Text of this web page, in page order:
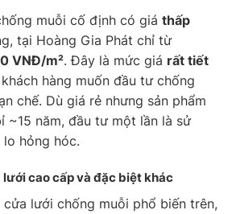
muỗi cố định có giá thấp
tại Hoàng Gia Phát chỉ từ
VNĐ/m². Đây là mức giá rất tiết
hàng muốn đầu tư chống
chế. Dù giá rẻ nhưng sản phẩm
~15 năm, đầu tư một lần là sử
hỏng hóc.
cao cấp và đặc biệt khác
cửa lưới chống muỗi phổ biến trên,